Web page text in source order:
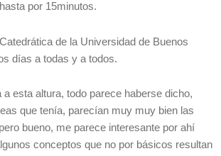
por 15minutos.
de la Universidad de Buenos
días a todas y a todos.
esta altura, todo parece haberse dicho,
que tenía, parecían muy muy bien las
bueno, me parece interesante por ahí
conceptos que no por básicos resultan